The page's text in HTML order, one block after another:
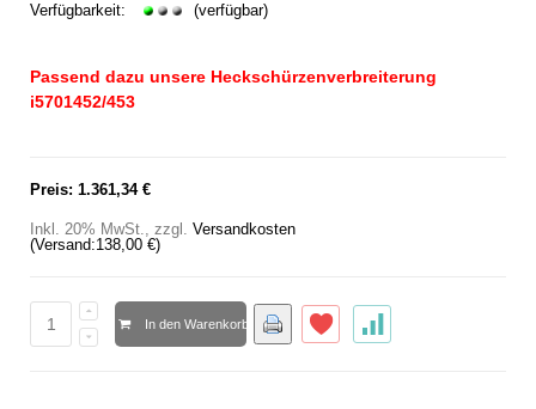
Verfügbarkeit: (verfügbar)
Passend dazu unsere Heckschürzenverbreiterung
i5701452/453
Preis: 1.361,34 €
Inkl. 20% MwSt., zzgl. Versandkosten
(Versand:138,00 €)
In den Warenkorb